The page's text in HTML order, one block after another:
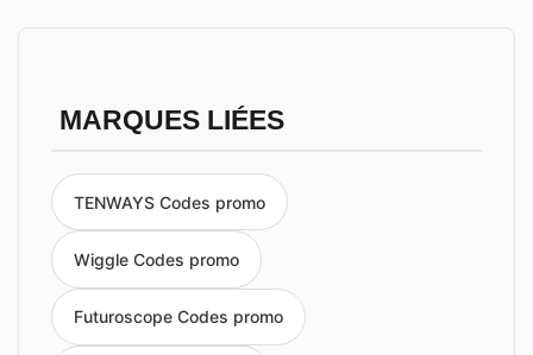
MARQUES LIÉES
TENWAYS Codes promo
Wiggle Codes promo
Futuroscope Codes promo